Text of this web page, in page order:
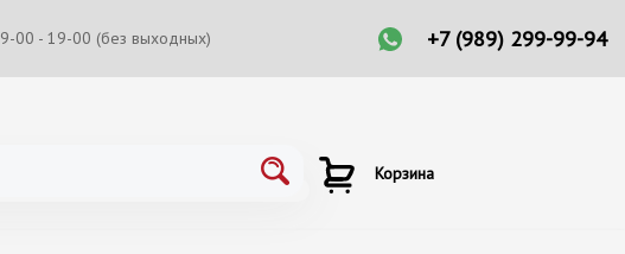
9-00 - 19-00 (без выходных) +7 (989) 299-99-94
Корзина